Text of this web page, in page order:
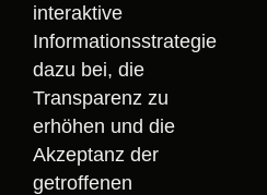
interaktive
Informationsstrategie
dazu bei, die
Transparenz zu
erhöhen und die
Akzeptanz der
getroffenen